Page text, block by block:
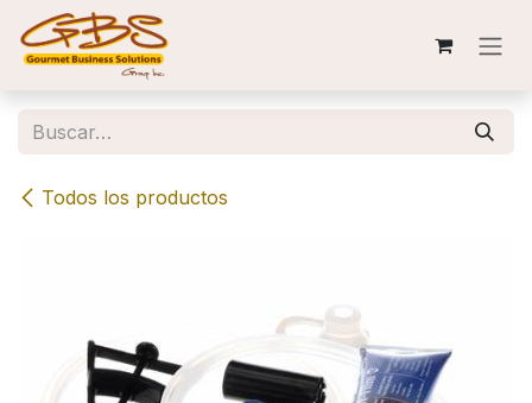
Ir al contenido
Todos los productos